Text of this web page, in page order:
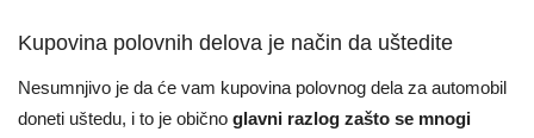
Kupovina polovnih delova je način da uštedite
Nesumnjivo je da će vam kupovina polovnog dela za automobil
doneti uštedu, i to je obično glavni razlog zašto se mnogi